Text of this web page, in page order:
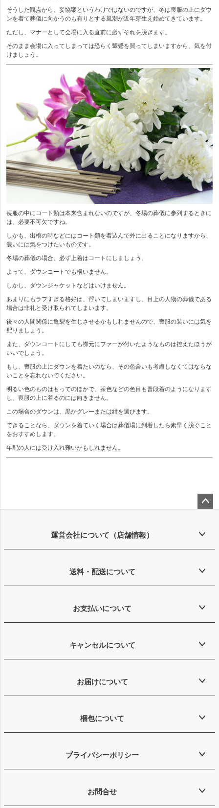
そうした観点から、妥協案というわけではないのですが、冬は喪服の上にダウ
ンを着て葬儀に向かうのも有りとする風潮が近年芽生え始めてきています。
ただし、マナーとして会場に入る直前に必ずそれを脱ぎます。
そのまま会場に入ってしまっては恐らく顰蹙を買ってしまいますから、気を付
けましょう。
喪服の中にコート類は本来含まれないのですが、冬場の葬儀に参列するときに
は、必要不可欠ですね。
しかも、出棺の時などにはコート類を着込んで外に出ることになりますから、
装いには気をつけたいものです。
冬場の葬儀の場合、必ず上着はコートにしましょう。
よって、ダウンコートでも構いません。
しかし、ダウンジャケットなどはいけません。
あまりにもラフすぎる格好は、浮いてしまいますし、目上の人物の葬儀である
場合は非礼と受け取られてしまいます。
後々の人間関係に亀裂を生じさせるかもしれませんので、喪服の装いには気を
配りましょう。
また、ダウンコートにしても襟元にファーが付いたようなものは控えたほうが
いいでしょう。
もし、喪服の上にダウンを着たいのなら、その色合いも考慮しなくてはならな
いことを忘れないでください。
明るい色のものはもってのほかで、茶色などの色目も普段着のようになります
し、喪服の上に着るのには向きません。
この場合のダウンは、黒かグレーまたは紺を選びます。
できることなら、ダウンを着ていく場合は葬儀場に到着したら素早く脱ぐこと
をおすすめします。
年配の人には受け入れ難いかもしれません。
ップ
運営会社について（店舗情報）
送料・配送について
お支払いについて
キャンセルについて
お届けについて
梱包について
プライバシーポリシー
お問合せ